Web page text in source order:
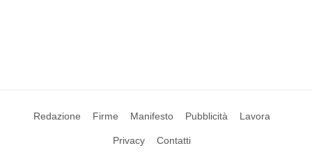
Redazione Firme Manifesto Pubblicità Lavora
Privacy Contatti